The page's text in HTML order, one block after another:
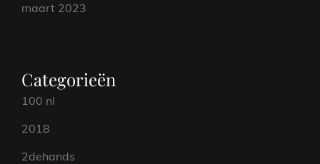
maart 2023
Categorieën
100 nl
2018
2dehands